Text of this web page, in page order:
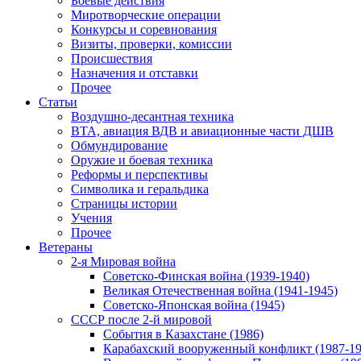
Миротворческие операции
Конкурсы и соревнования
Визиты, проверки, комиссии
Происшествия
Назначения и отставки
Прочее
Статьи
Воздушно-десантная техника
ВТА, авиация ВДВ и авиационные части ДШВ
Обмундирование
Оружие и боевая техника
Реформы и перспективы
Символика и геральдика
Страницы истории
Учения
Прочее
Ветераны
2-я Мировая война
Советско-Финская война (1939-1940)
Великая Отечественная война (1941-1945)
Советско-Японская война (1945)
СССР после 2-й мировой
События в Казахстане (1986)
Карабахский вооруженный конфликт (1987-